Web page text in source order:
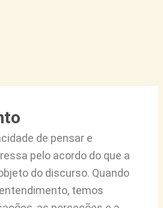
de pensar e
pelo acordo do que a
do discurso. Quando
temos